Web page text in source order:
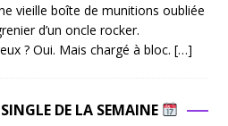
vieille boîte de munitions oubliée
d’un oncle rocker.
? Oui. Mais chargé à bloc. […]
SINGLE DE LA SEMAINE